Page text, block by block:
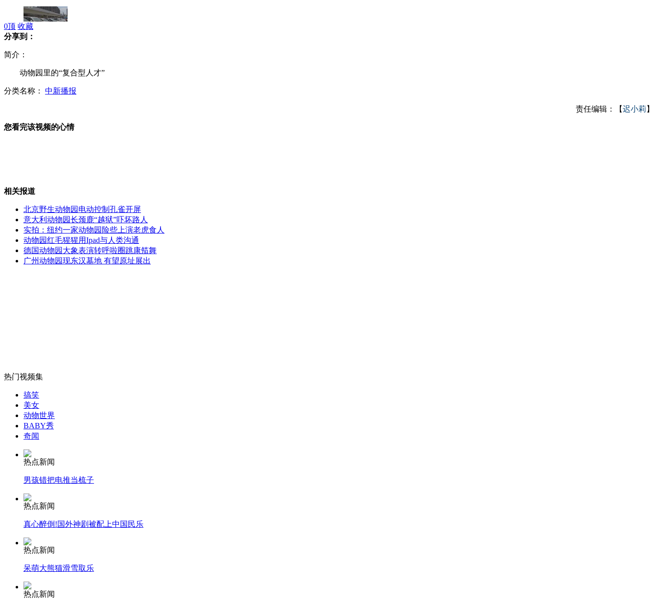
当心！14种手机病毒来袭
谷歌街景新增海底地图
公共场所免费WIFI或泄漏用户信息
无痛分娩是否安全 医生回应
外交部：反对强权政治霸凌主义
外交部：有关国家言论片面不公正
安徽一实载49人客车翻车
走！跟着总书记去植树
0顶 收藏
分享到：
简介：
动物园里的“复合型人才”
分类名称： 中新播报
责任编辑：【迟小莉 】
您看完该视频的心情
相关报道
北京野生动物园电动控制孔雀开屏
意大利动物园长颈鹿“越狱”吓坏路人
实拍：纽约一家动物园险些上演老虎食人
动物园红毛猩猩用Ipad与人类沟通
德国动物园大象表演转呼啦圈跳康笳舞
广州动物园现东汉墓地 有望原址展出
热门视频集
搞笑
美女
动物世界
BABY秀
奇闻
热点新闻
男孩错把电推当梳子
热点新闻
真心醉倒!国外神剧被配上中国民乐
热点新闻
呆萌大熊猫滑雪取乐
热点新闻